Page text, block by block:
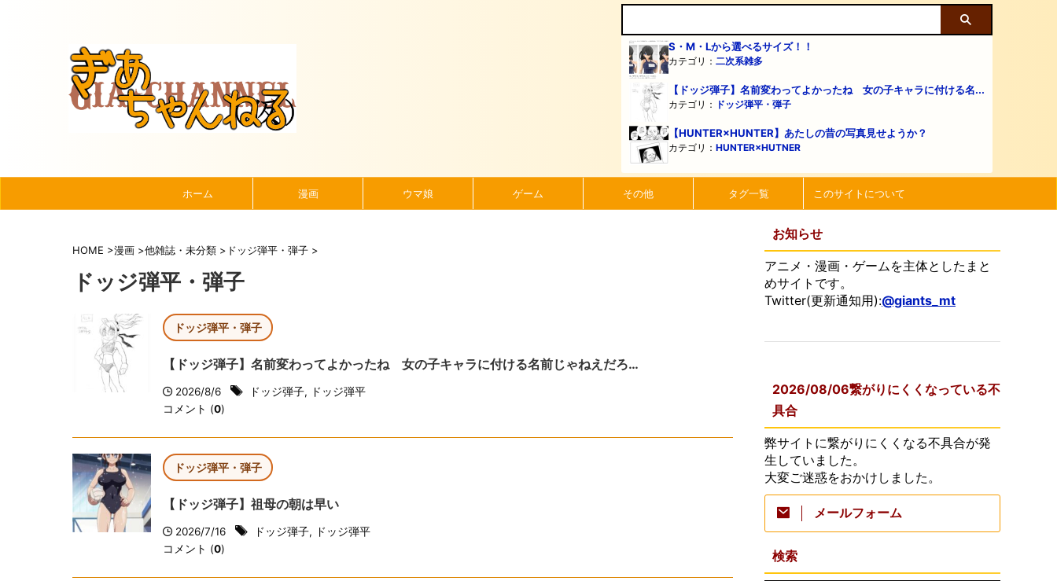
S・M・Lから選べるサイズ！！
カテゴリ： 二次系雑多
【ドッジ弾子】名前変わってよかったね 女の子キャラに付ける名...
カテゴリ： ドッジ弾平・弾子
【HUNTER×HUNTER】あたしの昔の写真見せようか？
カテゴリ： HUNTER×HUTNER
ホーム 漫画 ウマ娘 ゲーム その他 タグ一覧 このサイトについて
HOME >漫画 >他雑誌・未分類 > ドッジ弾平・弾子 >
ドッジ弾平・弾子
ドッジ弾平・弾子
【ドッジ弾子】名前変わってよかったね 女の子キャラに付ける名前じゃねえだろ…
2026/8/6 ドッジ弾子,
ドッジ弾平
コメント (0)
ドッジ弾平・弾子
【ドッジ弾子】祖母の朝は早い
2026/7/16 ドッジ弾子,
ドッジ弾平
コメント (0)
お知らせ
アニメ・漫画・ゲームを主体としたまと
めサイトです。
Twitter(更新通知用):@giants_mt
2026/08/06繋がりにくくなっている不
具合
弊サイトに繋がりにくくなる不具合が発
生していました。
大変ご迷惑をおかけしました。
メールフォーム
検索